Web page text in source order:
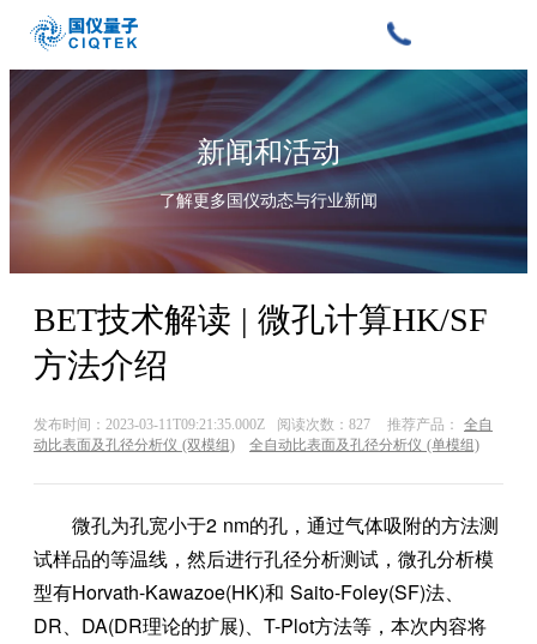
新闻和活动
了解更多国仪动态与行业新闻
BET技术解读 | 微孔计算HK/SF
方法介绍
发布时间：2023-03-11T09:21:35.000Z 阅读次数：827 推荐产品： 全自
动比表面及孔径分析仪 (双模组)
全自动比表面及孔径分析仪 (单模组)
微孔为孔宽小于2 nm的孔，通过气体吸附的方法测
试样品的等温线，然后进行孔径分析测试，微孔分析模
型有Horvath-Kawazoe(HK)和 Saito-Foley(SF)法、
DR、DA(DR理论的扩展)、T-Plot方法等，本次内容将